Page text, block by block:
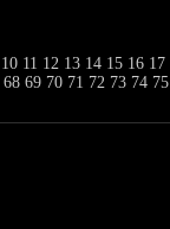
10 11 12 13 14 15 16 17
68 69 70 71 72 73 74 75